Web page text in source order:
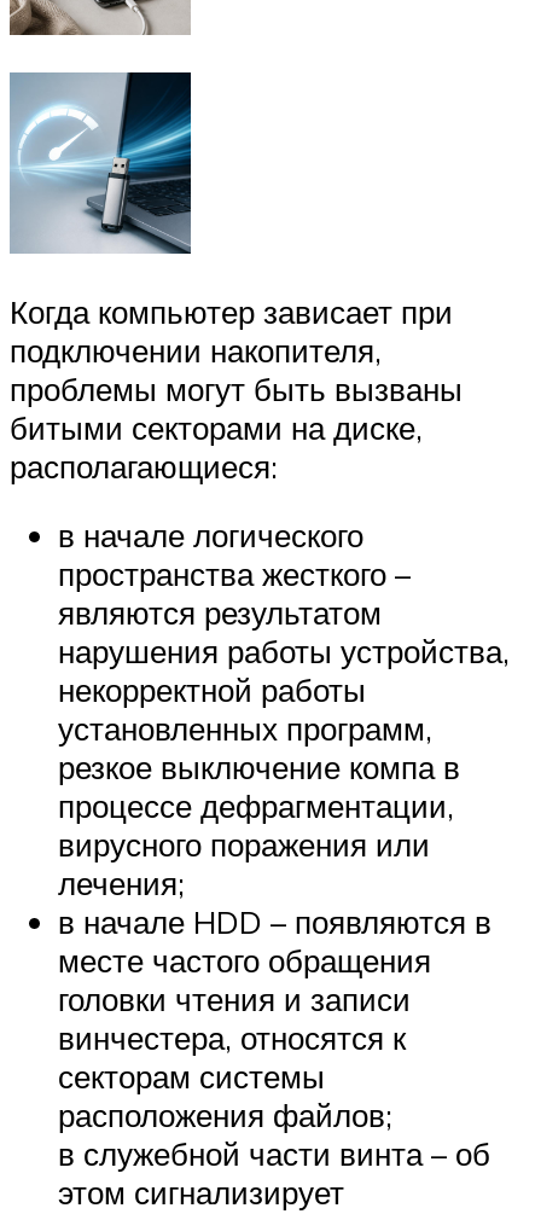
Когда компьютер зависает при
подключении накопителя,
проблемы могут быть вызваны
битыми секторами на диске,
располагающиеся:
в начале логического
пространства жесткого –
являются результатом
нарушения работы устройства,
некорректной работы
установленных программ,
резкое выключение компа в
процессе дефрагментации,
вирусного поражения или
лечения;
в начале HDD – появляются в
месте частого обращения
головки чтения и записи
винчестера, относятся к
секторам системы
расположения файлов;
в служебной части винта – об
этом сигнализирует